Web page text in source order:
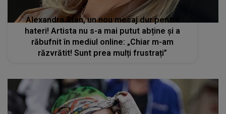
Alexandra Stan, un nou mesaj dur pentru
hateri! Artista nu s-a mai putut abține și a
răbufnit în mediul online: „Chiar m-am
răzvrătit! Sunt prea mulți frustrați”